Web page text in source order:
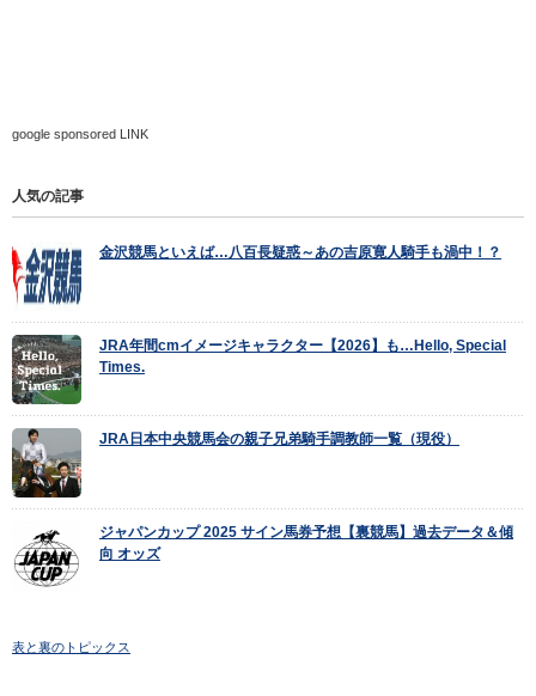
google sponsored LINK
人気の記事
金沢競馬といえば…八百長疑惑～あの吉原寛人騎手も渦中！？
JRA年間cmイメージキャラクター【2026】も…Hello, Special
Times.
JRA日本中央競馬会の親子兄弟騎手調教師一覧（現役）
ジャパンカップ 2025 サイン馬券予想【裏競馬】過去データ＆傾
向 オッズ
表と裏のトピックス